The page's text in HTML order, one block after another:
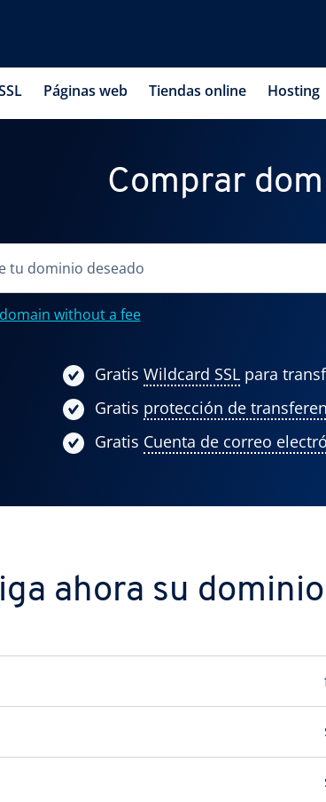
Páginas web Tiendas online Hosting
Comprar
without a fee
Gratis Wildcard SSL para
Gratis protección de
Gratis Cuenta de correo
ahora su